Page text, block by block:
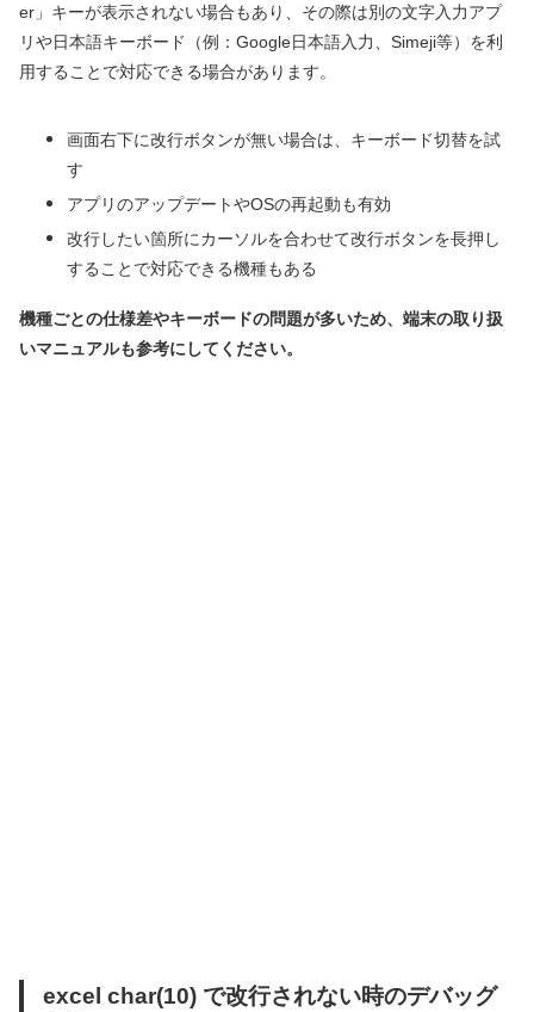
er」キーが表示されない場合もあり、その際は別の文字入力アプ
リや日本語キーボード（例：Google日本語入力、Simeji等）を利
用することで対応できる場合があります。
画面右下に改行ボタンが無い場合は、キーボード切替を試
す
アプリのアップデートやOSの再起動も有効
改行したい箇所にカーソルを合わせて改行ボタンを長押し
することで対応できる機種もある
機種ごとの仕様差やキーボードの問題が多いため、端末の取り扱
いマニュアルも参考にしてください。
excel char(10) で改行されない時のデバッグ